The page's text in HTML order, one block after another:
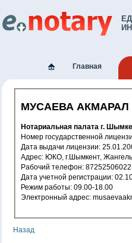
Главная
МУСАЕВА
Нотариальная палата г.
Дата выдачи лицензии:
Адрес: ЮКО, г.Шымкент,
Рабочий телефон: 87252506022
Дата
Режим работы: 09.00-18.00
Электронный
Назад